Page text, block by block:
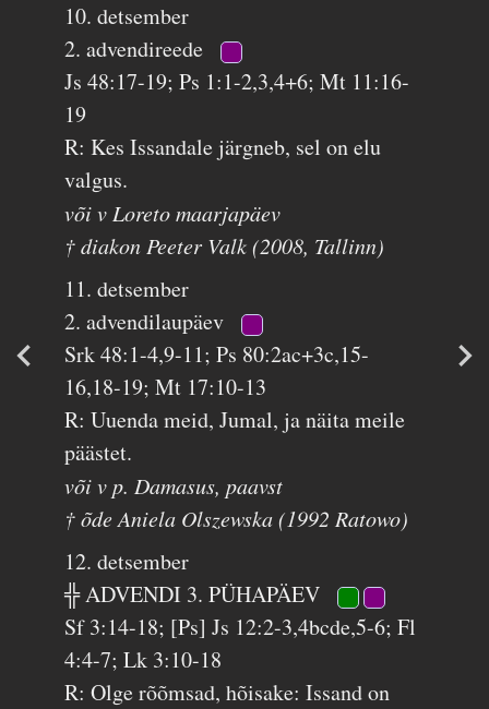
10. detsember
2. advendireede
Js 48:17-19; Ps 1:1-2,3,4+6; Mt 11:16-
19
R: Kes Issandale järgneb, sel on elu
valgus.
või v Loreto maarjapäev
† diakon Peeter Valk (2008, Tallinn)
11. detsember
2. advendilaupäev
Srk 48:1-4,9-11; Ps 80:2ac+3c,15-
16,18-19; Mt 17:10-13
R: Uuenda meid, Jumal, ja näita meile
päästet.
või v p. Damasus, paavst
† õde Aniela Olszewska (1992 Ratowo)
12. detsember
╬ ADVENDI 3. PÜHAPÄEV
Sf 3:14-18; [Ps] Js 12:2-3,4bcde,5-6; Fl
4:4-7; Lk 3:10-18
R: Olge rõõmsad, hõisake: Issand on